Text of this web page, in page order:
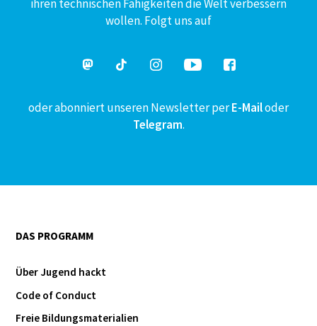
ihren technischen Fähigkeiten die Welt verbessern
wollen. Folgt uns auf
oder abonniert unseren Newsletter perE-Mailoder
Telegram.
DAS PROGRAMM
Über Jugend hackt
Code of Conduct
Freie Bildungsmaterialien